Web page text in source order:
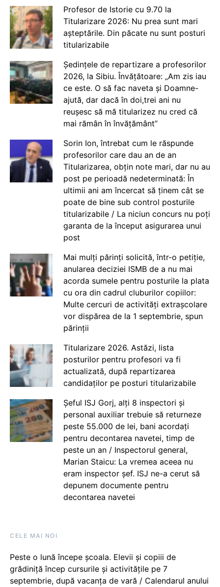
Profesor de Istorie cu 9.70 la
Titularizare 2026: Nu prea sunt mari
așteptările. Din păcate nu sunt posturi
titularizabile
Ședințele de repartizare a profesorilor
2026, la Sibiu. Învățătoare: „Am zis iau
ce este. O să fac naveta și Doamne-
ajută, dar dacă în doi,trei ani nu
reușesc să mă titularizez nu cred că
mai rămân în învățământ”
Sorin Ion, întrebat cum le răspunde
profesorilor care dau an de an
Titularizarea, obțin note mari, dar nu au
post pe perioadă nedeterminată: În
ultimii ani am încercat să ținem cât se
poate de bine sub control posturile
titularizabile / La niciun concurs nu poți
garanta de la început asigurarea unui
post
Mai mulți părinți solicită, într-o petiție,
anularea deciziei ISMB de a nu mai
acorda sumele pentru posturile la plata
cu ora din cadrul cluburilor copiilor:
Multe cercuri de activități extrașcolare
vor dispărea de la 1 septembrie, spun
părinții
Titularizare 2026. Astăzi, lista
posturilor pentru profesori va fi
actualizată, după repartizarea
candidaților pe posturi titularizabile
Șeful ISJ Gorj, alți 8 inspectori și
personal auxiliar trebuie să returneze
peste 55.000 de lei, bani acordați
pentru decontarea navetei, timp de
peste un an / Inspectorul general,
Marian Staicu: La vremea aceea nu
eram inspector șef. ISJ ne-a cerut să
depunem documente pentru
decontarea navetei
CELE MAI NOI
Peste o lună începe școala. Elevii și copiii de
grădiniță încep cursurile și activitățile pe 7
septembrie, după vacanța de vară / Calendarul anului